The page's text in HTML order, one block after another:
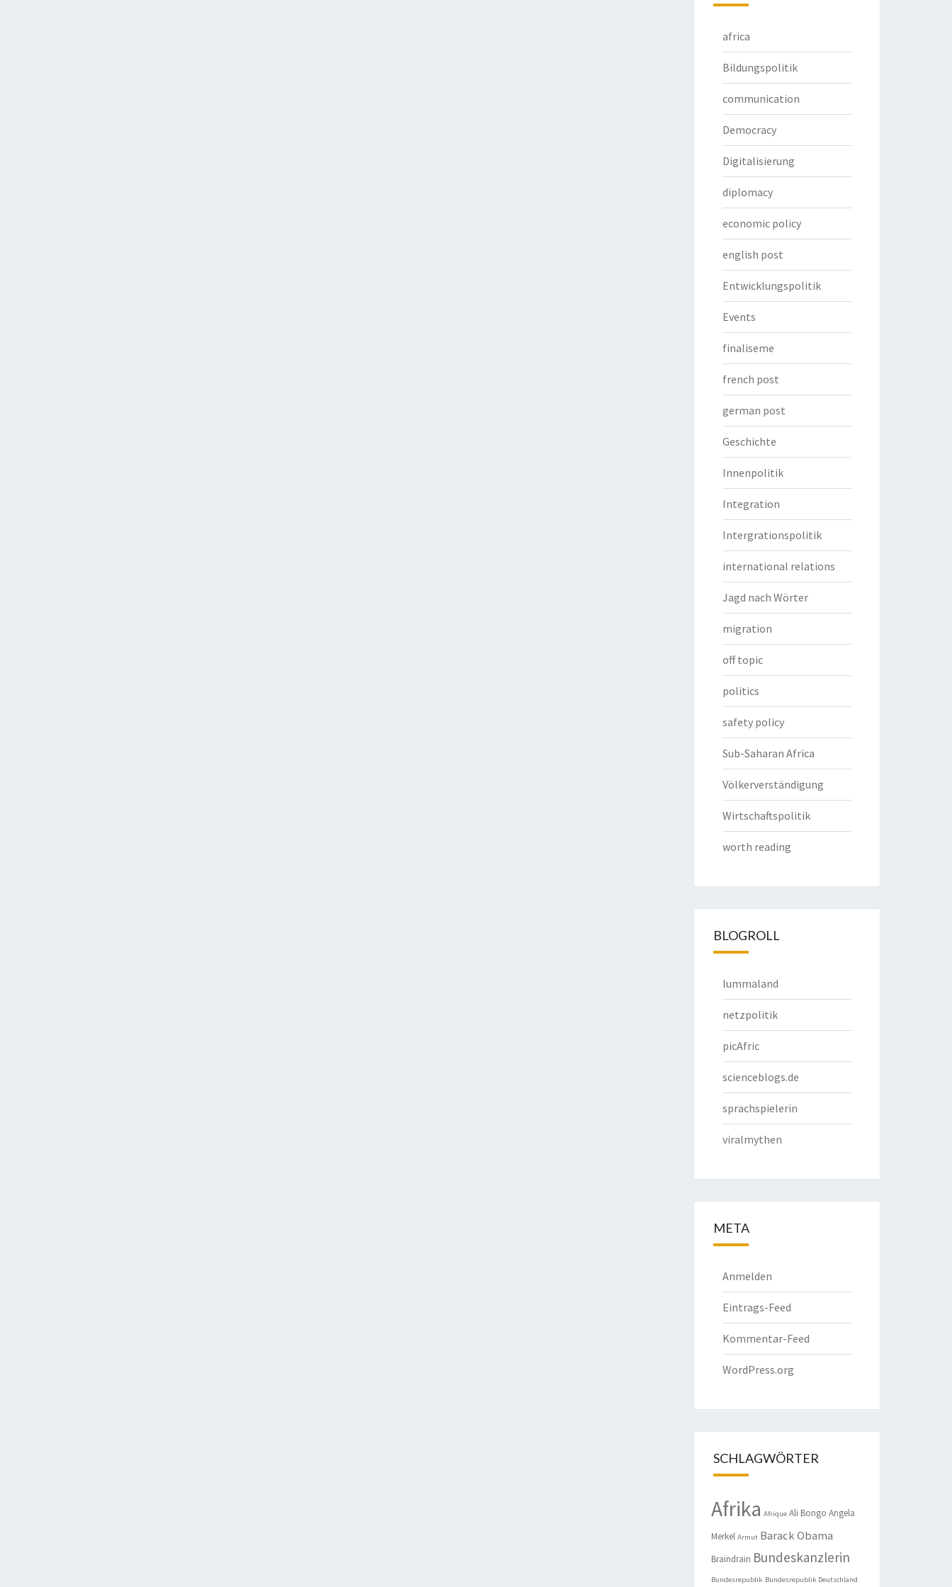
africa
Bildungspolitik
communication
Democracy
Digitalisierung
diplomacy
economic policy
english post
Entwicklungspolitik
Events
finaliseme
french post
german post
Geschichte
Innenpolitik
Integration
Intergrationspolitik
international relations
Jagd nach Wörter
migration
off topic
politics
safety policy
Sub-Saharan Africa
Völkerverständigung
Wirtschaftspolitik
worth reading
BLOGROLL
lummaland
netzpolitik
picAfric
scienceblogs.de
sprachspielerin
viralmythen
META
Anmelden
Eintrags-Feed
Kommentar-Feed
WordPress.org
SCHLAGWÖRTER
Afrika Afrique Ali Bongo Angela
Merkel Armut Barack Obama
Braindrain Bundeskanzlerin
Bundesrepublik Bundesrepublik Deutschland